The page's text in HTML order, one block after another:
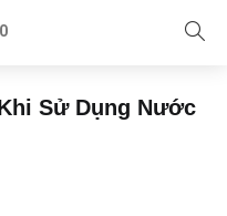
Sử Dụng Nước